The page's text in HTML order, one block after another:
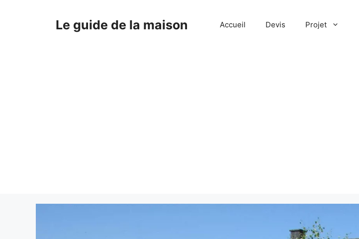
Le guide de la maison Accueil Devis Projet